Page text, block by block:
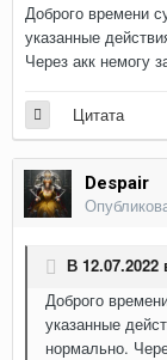
Доброго времени
указанные
Через акк немогу
Цитата
Despair
В 12.07.2022
Доброго
указанные
нормально.